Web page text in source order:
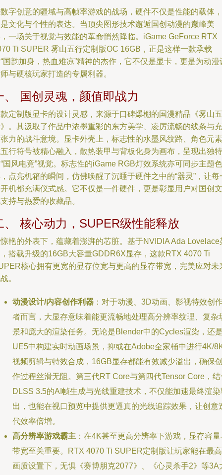
字创意的疆域与高帧率游戏的战场，硬件不仅是性能的载体，
文化与个性的表达。当顶尖图形技术邂逅国创动漫的巅峰美
一场关于视觉与效能的革命悄然降临。iGame GeForce RTX
Ti SUPER 雾山五行定制版OC 16GB，正是这样一款承载
国韵加身，热血难凉”精神的杰作，它不仅是显卡，更是为动漫
与硬核玩家打造的专属利器。
、 国创灵魂，颜值即战力
定制版显卡的设计灵感，来源于口碑爆棚的国漫精品《雾山五
。其汲取了作品中浓墨重彩的东方美学、凌厉流畅的线条与充
力的战斗意境。显卡外壳上，标志性的水墨风纹路、角色元素
行符号被精心融入，散热装甲与背板化身为画布，呈现出独特
国风电竞”视觉。标志性的iGame RGB灯效系统亦可同步主题色
点亮机箱的瞬间，仿佛唤醒了沉睡于硬件之中的“器灵”，让每
机都充满仪式感。它不仅是一件硬件，更是彰显用户对国创文
持与热爱的收藏品。
、 核心动力，SUPER级性能释放
艳的外表下，蕴藏着澎湃的芯脏。基于NVIDIA Ada Lovelace
搭载升级的16GB大容量GDDR6X显存，这款RTX 4070 Ti
核心拥有更宽的显存位宽与更高的显存带宽，完美应对未
。
动漫设计/内容创作利器 ：对于动漫、3D动画、影视特效创
者而言，大显存意味着能更流畅地处理高分辨率纹理、复杂
景和庞大的渲染任务。无论是Blender中的Cycles渲染，还
UE5中构建实时动画场景，抑或在Adobe全家桶中进行4K/
视频剪辑与特效合成，16GB显存都能有效减少溢出，确保
作过程丝滑无阻。第三代RT Core与第四代Tensor Core，结
DLSS 3.5的AI帧生成与光线重建技术，不仅能加速最终渲染
出，也能在视口预览中提供更逼真的光线追踪效果，让创意
代效率倍增。
高分辨率游戏霸主 ：在4K甚至更高分辨率下游戏，显存容
带宽至关重要。RTX 4070 Ti SUPER定制版让玩家能在最高
画质设置下，无惧《赛博朋克2077》、《心灵杀手2》等3A